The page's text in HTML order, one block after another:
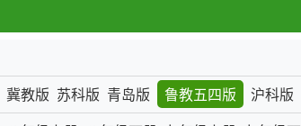
冀教版 苏科版 青岛版 鲁教五四版
沪科版